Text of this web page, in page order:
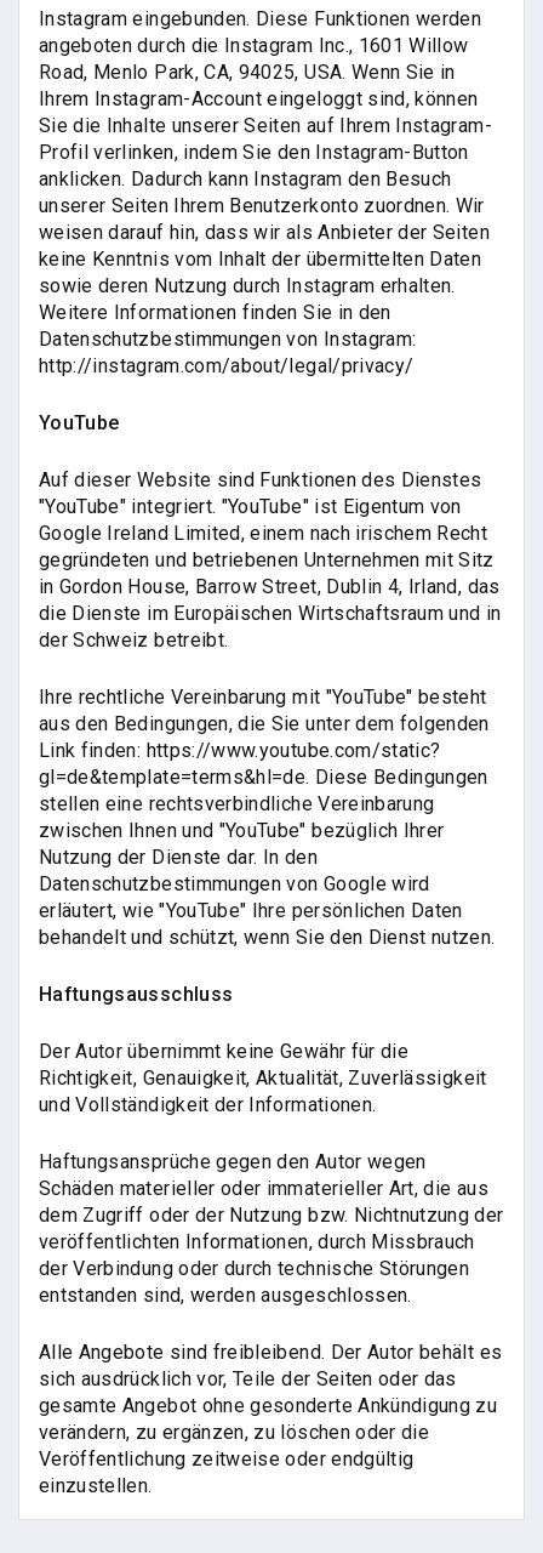
Instagram eingebunden. Diese Funktionen werden
angeboten durch die Instagram Inc., 1601 Willow
Road, Menlo Park, CA, 94025, USA. Wenn Sie in
Ihrem Instagram-Account eingeloggt sind, können
Sie die Inhalte unserer Seiten auf Ihrem Instagram-
Profil verlinken, indem Sie den Instagram-Button
anklicken. Dadurch kann Instagram den Besuch
unserer Seiten Ihrem Benutzerkonto zuordnen. Wir
weisen darauf hin, dass wir als Anbieter der Seiten
keine Kenntnis vom Inhalt der übermittelten Daten
sowie deren Nutzung durch Instagram erhalten.
Weitere Informationen finden Sie in den
Datenschutzbestimmungen von Instagram:
http://instagram.com/about/legal/privacy/
YouTube
Auf dieser Website sind Funktionen des Dienstes
"YouTube" integriert. "YouTube" ist Eigentum von
Google Ireland Limited, einem nach irischem Recht
gegründeten und betriebenen Unternehmen mit Sitz
in Gordon House, Barrow Street, Dublin 4, Irland, das
die Dienste im Europäischen Wirtschaftsraum und in
der Schweiz betreibt.
Ihre rechtliche Vereinbarung mit "YouTube" besteht
aus den Bedingungen, die Sie unter dem folgenden
Link finden: https://www.youtube.com/static?
gl=de&template=terms&hl=de. Diese Bedingungen
stellen eine rechtsverbindliche Vereinbarung
zwischen Ihnen und "YouTube" bezüglich Ihrer
Nutzung der Dienste dar. In den
Datenschutzbestimmungen von Google wird
erläutert, wie "YouTube" Ihre persönlichen Daten
behandelt und schützt, wenn Sie den Dienst nutzen.
Haftungsausschluss
Der Autor übernimmt keine Gewähr für die
Richtigkeit, Genauigkeit, Aktualität, Zuverlässigkeit
und Vollständigkeit der Informationen.
Haftungsansprüche gegen den Autor wegen
Schäden materieller oder immaterieller Art, die aus
dem Zugriff oder der Nutzung bzw. Nichtnutzung der
veröffentlichten Informationen, durch Missbrauch
der Verbindung oder durch technische Störungen
entstanden sind, werden ausgeschlossen.
Alle Angebote sind freibleibend. Der Autor behält es
sich ausdrücklich vor, Teile der Seiten oder das
gesamte Angebot ohne gesonderte Ankündigung zu
verändern, zu ergänzen, zu löschen oder die
Veröffentlichung zeitweise oder endgültig
einzustellen.